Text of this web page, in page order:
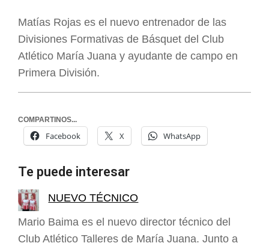
Matías Rojas es el nuevo entrenador de las
Divisiones Formativas de Básquet del Club
Atlético María Juana y ayudante de campo en
Primera División.
COMPARTINOS...
Facebook X WhatsApp
Te puede interesar
NUEVO TÉCNICO
Mario Baima es el nuevo director técnico del
Club Atlético Talleres de María Juana. Junto a